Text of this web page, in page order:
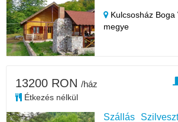
Kulcsosház Boga
megye
Szállás
13200 RON /ház
Étkezés nélkül